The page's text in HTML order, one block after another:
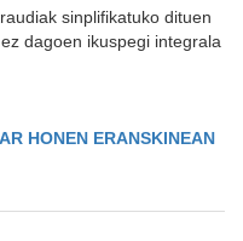
sinplifikatuko dituen
dagoen ikuspegi integrala
HONEN ERANSKINEAN